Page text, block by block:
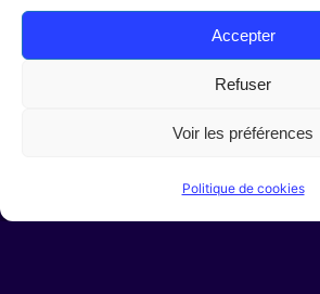
Accepter
Refuser
Voir les préférences
Politique de cookies
Vous avez un projet ? Contactez-nous
Sécurité et confidentialité
Politique de cookies (UE)